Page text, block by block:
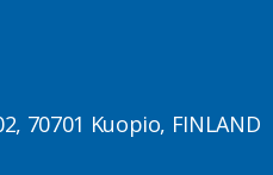
70701 Kuopio, FINLAND